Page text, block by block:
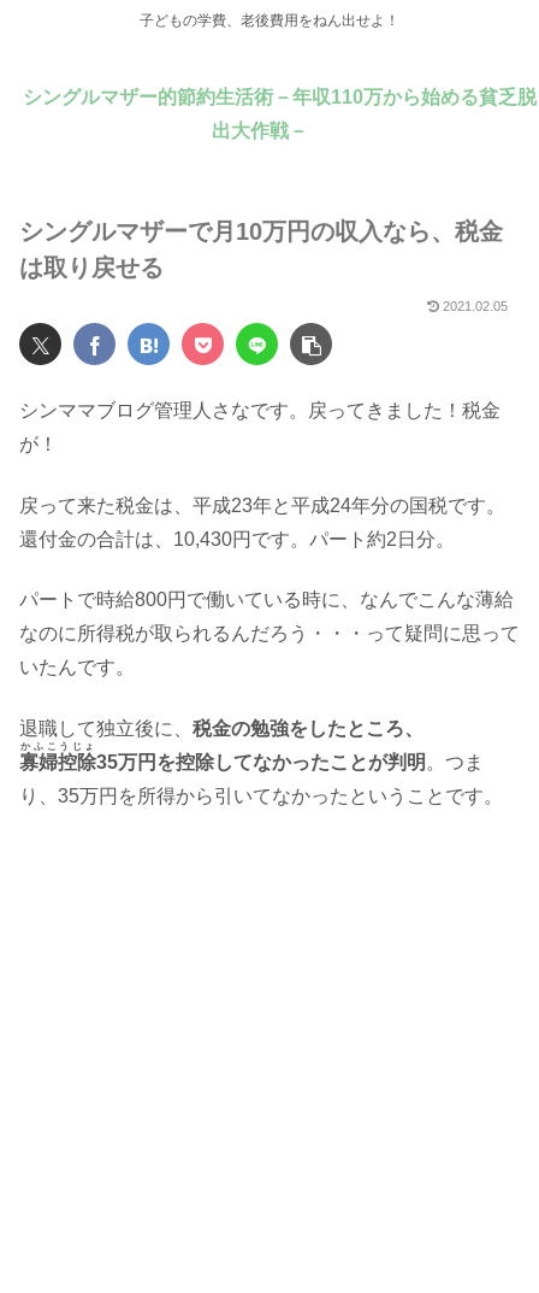
子どもの学費、老後費用をねん出せよ！
シングルマザー的節約生活術－年収110万から始める貧乏脱
出大作戦－
シングルマザーで月10万円の収入なら、税金
は取り戻せる
2021.02.05
シンママブログ管理人さなです。戻ってきました！税金
が！
戻って来た税金は、平成23年と平成24年分の国税です。
還付金の合計は、10,430円です。パート約2日分。
パートで時給800円で働いている時に、なんでこんな薄給
なのに所得税が取られるんだろう・・・って疑問に思って
いたんです。
退職して独立後に、 税金の勉強をしたところ、
寡婦控除
かふこうじょ
35万円を控除してなかったことが判明 。つま
り、35万円を所得から引いてなかったということです。